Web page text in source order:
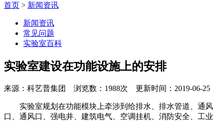
首页 > 新闻资讯
新闻资讯
常见问题
实验室百科
实验室建设在功能设施上的安排
来源：科艺普集团 浏览数：1988次 更新时间：2019-06-25
实验室规划在功能模块上牵涉到给排水、排水管道、通风
口、通风口、强电井、建筑电气、空调挂机、消防安全、工业